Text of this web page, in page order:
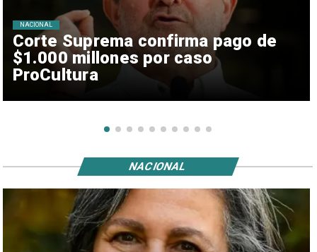
Corte Suprema confirma pago de
$1.000 millones por caso
ProCultura
NACIONAL
NACIONAL